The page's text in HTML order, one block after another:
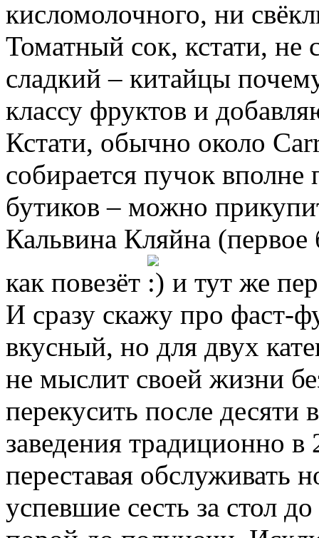
кисломолочного, ни
Томатный сок, кстати,
сладкий – китайцы
классу фруктов и
Кстати, обычно около
собирается пучок
бутиков – можно
Кальвина Кляйна (первое
как повезёт
и тут же
И сразу скажу про фаст-
вкусный, но для двух
не мыслит своей жизни
перекусить после десяти
заведения традиционно в
переставая обслуживать
успевшие сесть за стол